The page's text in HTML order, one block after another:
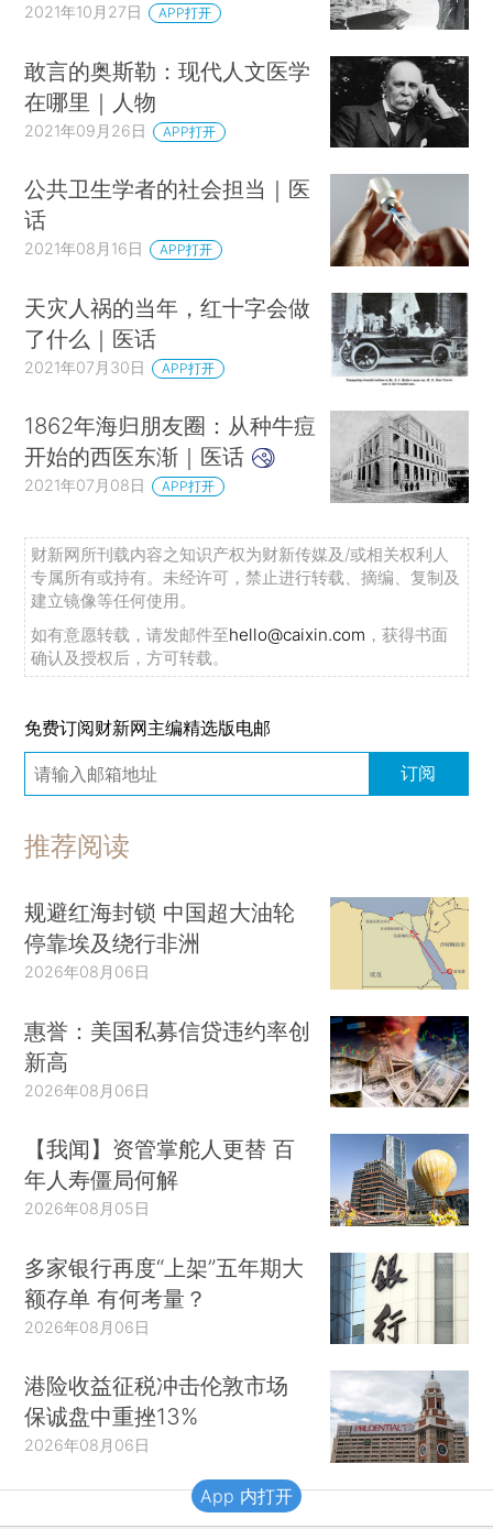
2021年10月27日 APP打开
敢言的奥斯勒：现代人文医学
在哪里｜人物
2021年09月26日 APP打开
公共卫生学者的社会担当｜医
话
2021年08月16日 APP打开
天灾人祸的当年，红十字会做
了什么｜医话
2021年07月30日 APP打开
1862年海归朋友圈：从种牛痘
开始的西医东渐｜医话
2021年07月08日 APP打开
财新网所刊载内容之知识产权为财新传媒及/或相关权利人
专属所有或持有。未经许可，禁止进行转载、摘编、复制及
建立镜像等任何使用。
如有意愿转载，请发邮件至hello@caixin.com ，获得书面
确认及授权后，方可转载。
免费订阅财新网主编精选版电邮
订阅
推荐阅读
规避红海封锁 中国超大油轮
停靠埃及绕行非洲
2026年08月06日
惠誉：美国私募信贷违约率创
新高
2026年08月06日
【我闻】资管掌舵人更替 百
年人寿僵局何解
2026年08月05日
多家银行再度“上架”五年期大
额存单 有何考量？
2026年08月06日
港险收益征税冲击伦敦市场
保诚盘中重挫13%
2026年08月06日
App 内打开